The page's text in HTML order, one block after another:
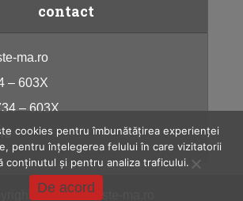
contact
ma.ro
– 603X
– 603X
© 2026, citeste-ma.ro
cookies pentru îmbunătățirea experienței
pentru înțelegerea felului în care vizitatorii
conținutul și pentru analiza traficului.
De acord